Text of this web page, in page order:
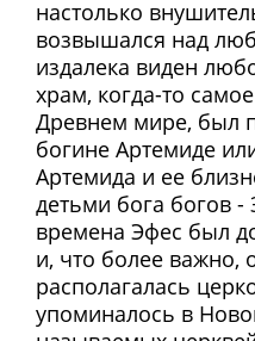
настолько
возвышался над
издалека виден
храм, когда-то
Древнем мире, был
богине Артемиде
Артемида и ее
детьми бога богов
времена Эфес был
и, что более важно,
располагалась
упоминалось в